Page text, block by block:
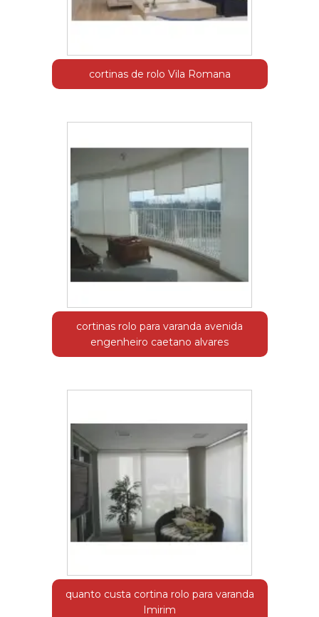
cortinas de rolo Vila Romana
cortinas rolo para varanda avenida
engenheiro caetano alvares
quanto custa cortina rolo para varanda
Imirim